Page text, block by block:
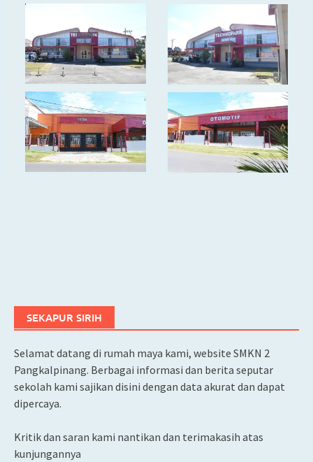
SEKAPUR SIRIH
Selamat datang di rumah maya kami, website SMKN 2
Pangkalpinang. Berbagai informasi dan berita seputar
sekolah kami sajikan disini dengan data akurat dan dapat
dipercaya.
Kritik dan saran kami nantikan dan terimakasih atas
kunjungannya